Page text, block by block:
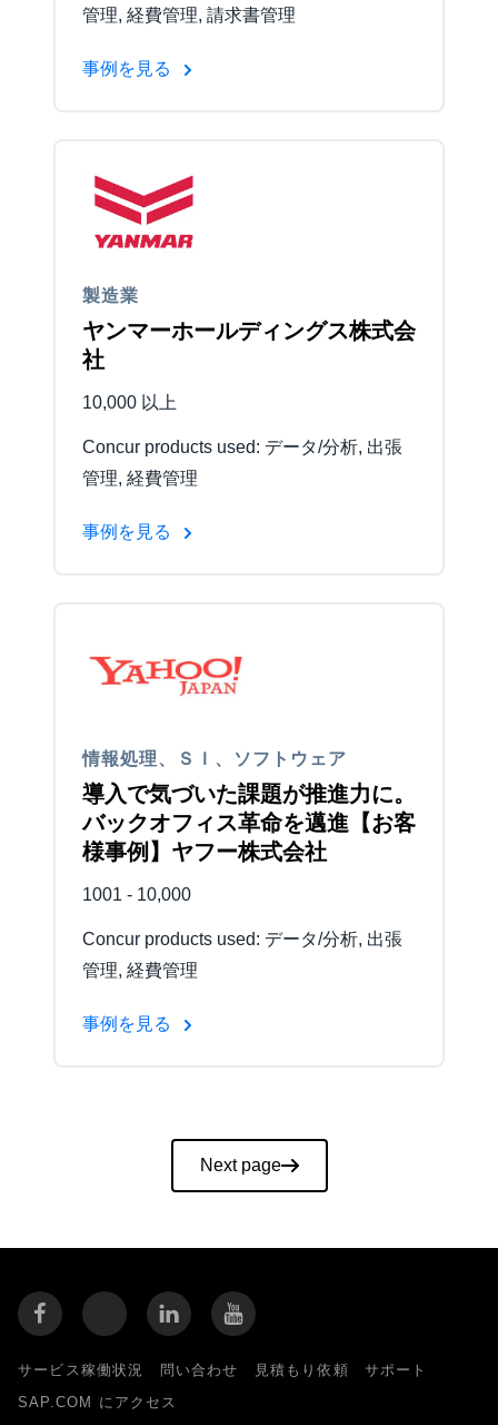
管理, 経費管理, 請求書管理
事例を見る
製造業
ヤンマーホールディングス株式会
社
10,000 以上
Concur products used: データ/分析, 出張
管理, 経費管理
事例を見る
情報処理、ＳＩ、ソフトウェア
導入で気づいた課題が推進力に。
バックオフィス革命を邁進【お客
様事例】ヤフー株式会社
1001 - 10,000
Concur products used: データ/分析, 出張
管理, 経費管理
事例を見る
Next page
サービス稼働状況 問い合わせ 見積もり依頼
サポート
SAP.COM にアクセス